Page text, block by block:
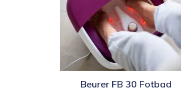
Beurer FB 30 Fotbad